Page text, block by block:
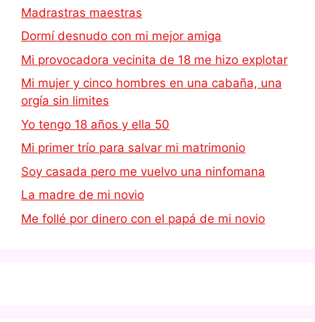
Madrastras maestras
Dormí desnudo con mi mejor amiga
Mi provocadora vecinita de 18 me hizo explotar
Mi mujer y cinco hombres en una cabaña, una
orgía sin limites
Yo tengo 18 años y ella 50
Mi primer trío para salvar mi matrimonio
Soy casada pero me vuelvo una ninfomana
La madre de mi novio
Me follé por dinero con el papá de mi novio